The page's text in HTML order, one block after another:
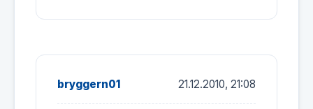
bryggern01 21.12.2010, 21:08